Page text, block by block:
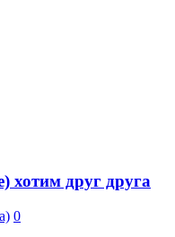
хотим друг друга
0